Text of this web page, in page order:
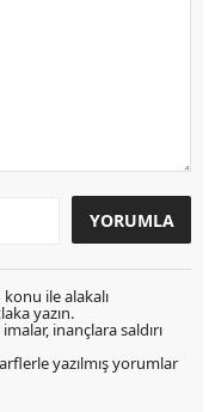
ile alakalı
yazın.
inançlara saldırı
yazılmış yorumlar